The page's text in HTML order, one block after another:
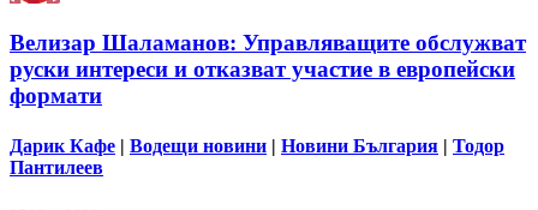
Велизар Шаламанов: Управляващите обслужват
руски интереси и отказват участие в европейски
формати
Дарик Кафе | Водещи новини | Новини България | Тодор
Пантилеев